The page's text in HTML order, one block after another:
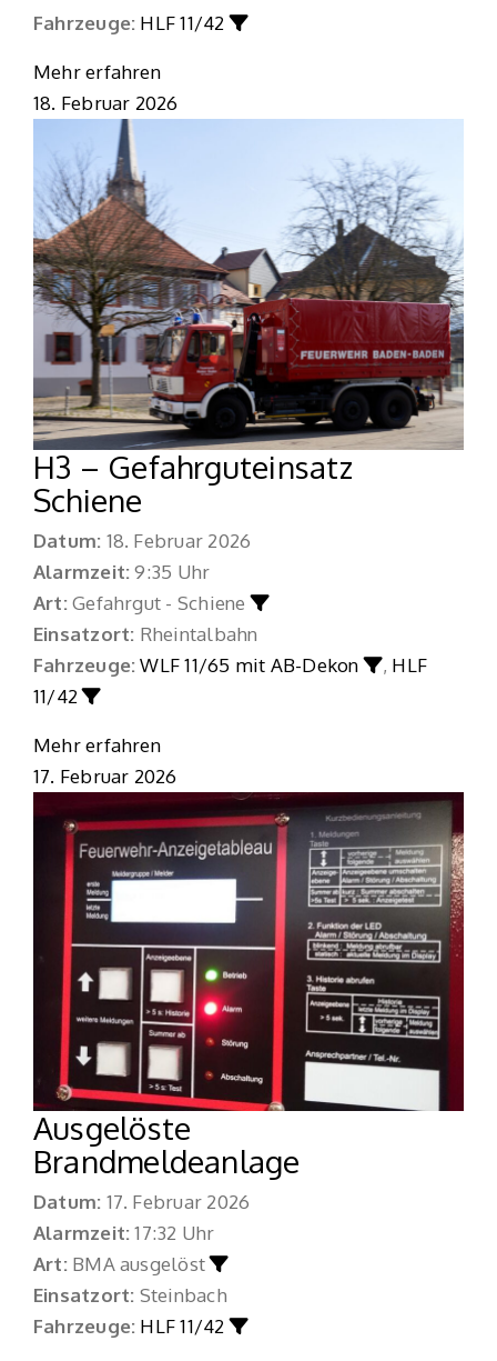
Fahrzeuge: HLF 11/42
Mehr erfahren
18. Februar 2026
H3 – Gefahrguteinsatz
Schiene
Datum: 18. Februar 2026
Alarmzeit:9:35 Uhr
Art:Gefahrgut - Schiene
Einsatzort: Rheintalbahn
Fahrzeuge: WLF 11/65 mit AB-Dekon , HLF
11/42
Mehr erfahren
17. Februar 2026
Ausgelöste
Brandmeldeanlage
Datum: 17. Februar 2026
Alarmzeit:17:32 Uhr
Art:BMA ausgelöst
Einsatzort: Steinbach
Fahrzeuge: HLF 11/42